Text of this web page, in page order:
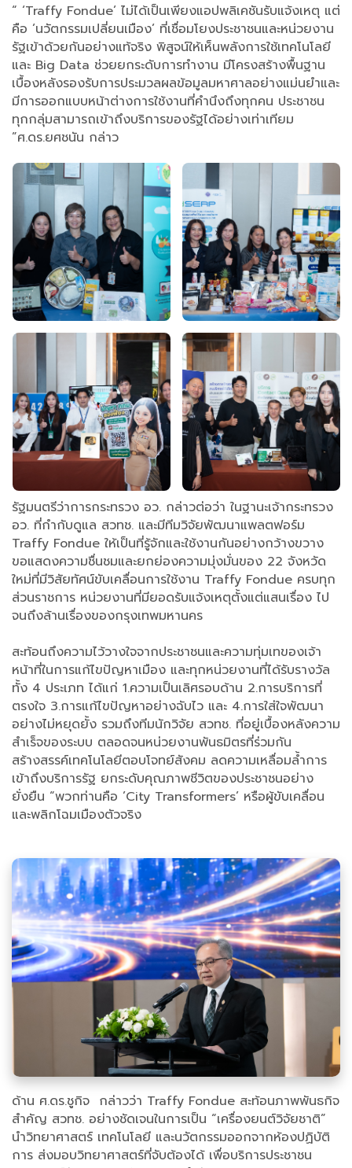
“ ‘Traffy Fondue’ ไม่ได้เป็นเพียงแอปพลิเคชันรับแจ้งเหตุ แต่
คือ ’นวัตกรรมเปลี่ยนเมือง’ ที่เชื่อมโยงประชาชนและหน่วยงาน
รัฐเข้าด้วยกันอย่างแท้จริง พิสูจน์ให้เห็นพลังการใช้เทคโนโลยี
และ Big Data ช่วยยกระดับการทำงาน มีโครงสร้างพื้นฐาน
เบื้องหลังรองรับการประมวลผลข้อมูลมหาศาลอย่างแม่นยำและ
มีการออกแบบหน้าต่างการใช้งานที่คำนึงถึงทุกคน ประชาชน
ทุกกลุ่มสามารถเข้าถึงบริการของรัฐได้อย่างเท่าเทียม
”ศ.ดร.ยศชนัน กล่าว
รัฐมนตรีว่าการกระทรวง อว. กล่าวต่อว่า ในฐานะเจ้ากระทรวง
อว. ที่กำกับดูแล สวทช. และมีทีมวิจัยพัฒนาแพลตฟอร์ม
Traffy Fondue ให้เป็นที่รู้จักและใช้งานกันอย่างกว้างขวาง
ขอแสดงความชื่นชมและยกย่องความมุ่งมั่นของ 22 จังหวัด
ใหม่ที่มีวิสัยทัศน์ขับเคลื่อนการใช้งาน Traffy Fondue ครบทุก
ส่วนราชการ หน่วยงานที่มียอดรับแจ้งเหตุตั้งแต่แสนเรื่อง ไป
จนถึงล้านเรื่องของกรุงเทพมหานคร
สะท้อนถึงความไว้วางใจจากประชาชนและความทุ่มเทของเจ้า
หน้าที่ในการแก้ไขปัญหาเมือง และทุกหน่วยงานที่ได้รับรางวัล
ทั้ง 4 ประเภท ได้แก่ 1.ความเป็นเลิศรอบด้าน 2.การบริการที่
ตรงใจ 3.การแก้ไขปัญหาอย่างฉับไว และ 4.การใส่ใจพัฒนา
อย่างไม่หยุดยั้ง รวมถึงทีมนักวิจัย สวทช. ที่อยู่เบื้องหลังความ
สำเร็จของระบบ ตลอดจนหน่วยงานพันธมิตรที่ร่วมกัน
สร้างสรรค์เทคโนโลยีตอบโจทย์สังคม ลดความเหลื่อมล้ำการ
เข้าถึงบริการรัฐ ยกระดับคุณภาพชีวิตของประชาชนอย่าง
ยั่งยืน “พวกท่านคือ ’City Transformers’ หรือผู้ขับเคลื่อน
และพลิกโฉมเมืองตัวจริง
ด้าน ศ.ดร.ชูกิจ กล่าวว่า Traffy Fondue สะท้อนภาพพันธกิจ
สำคัญ สวทช. อย่างชัดเจนในการเป็น “เครื่องยนต์วิจัยชาติ”
นำวิทยาศาสตร์ เทคโนโลยี และนวัตกรรมออกจากห้องปฏิบัติ
การ ส่งมอบวิทยาศาสตร์ที่จับต้องได้ เพื่อบริการประชาชน